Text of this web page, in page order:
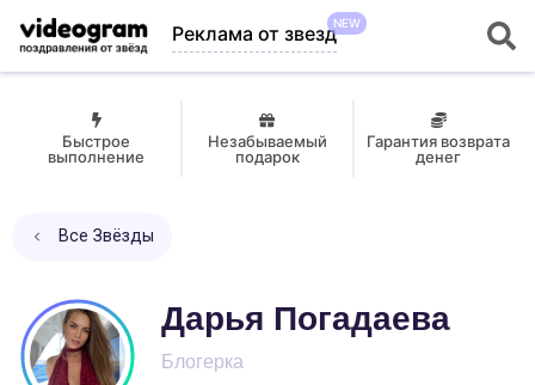
Реклама от звездNEW
Быстрое
выполнение
Незабываемый
подарок
Гарантия возврата
денег
Все Звёзды
Дарья Погадаева
Блогерка